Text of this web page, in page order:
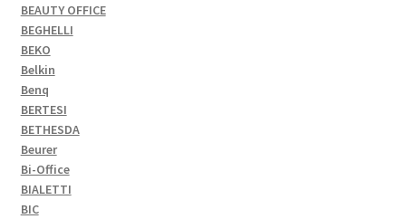
BEAUTY OFFICE
BEGHELLI
BEKO
Belkin
Benq
BERTESI
BETHESDA
Beurer
Bi-Office
BIALETTI
BIC